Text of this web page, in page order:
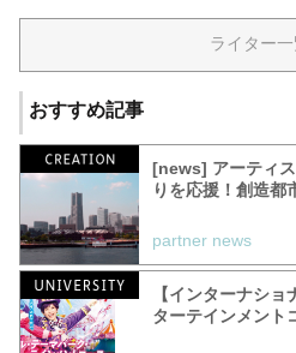
ライター
おすすめ記事
[news] アーティ
りを応援！創造都
partner news
【インターナシ
ターテインメント